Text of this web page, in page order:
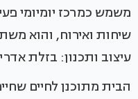
משמש כמרכז יומיומי
שיחות ואירוח, והוא
עיצוב ותכנון: בזלת
הבית מתוכנן לחיים